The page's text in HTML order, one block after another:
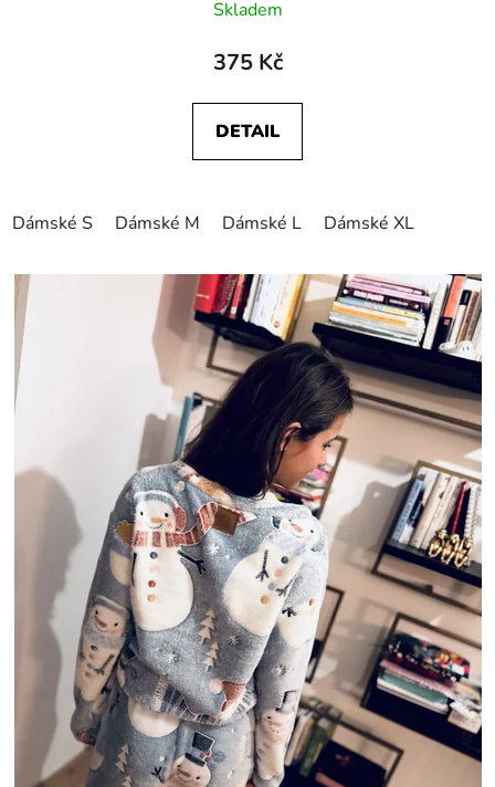
Skladem
375 Kč
DETAIL
Dámské S Dámské M Dámské L Dámské XL